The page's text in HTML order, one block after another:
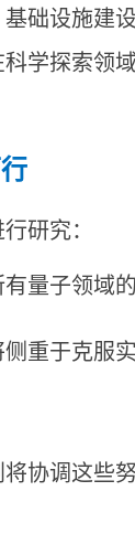
础设施建
学探索领
研究：
量子领域
重于克服
协调这些